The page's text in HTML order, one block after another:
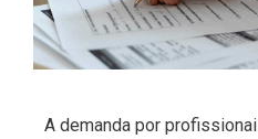
A demanda por